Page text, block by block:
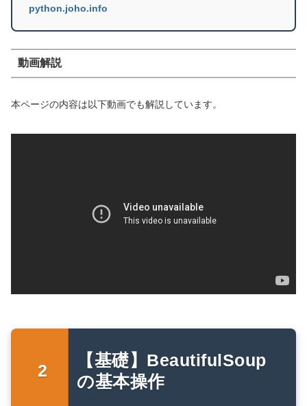
python.joho.info
動画解説
本ページの内容は以下動画でも解説しています。
【基礎】BeautifulSoup
の基本操作